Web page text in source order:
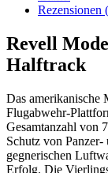
Rezensionen
Revell
Halftrack
Das amerikanische
Flugabwehr-
Gesamtanzahl von
Schutz von
gegnerischen
Erfolg. Die